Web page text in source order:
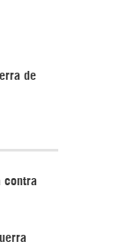
de
contra